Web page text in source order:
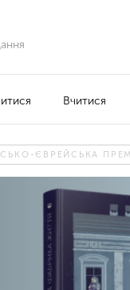
Вчитися
ЄВРЕЙСЬКА